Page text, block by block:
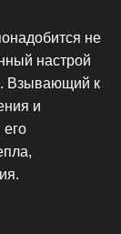
не
настрой
Взывающий к
и